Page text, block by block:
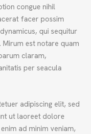
congue nihil
facer possim
qui sequitur
est notare quam
claram,
per seacula
adipiscing elit, sed
ut laoreet dolore
ad minim veniam,